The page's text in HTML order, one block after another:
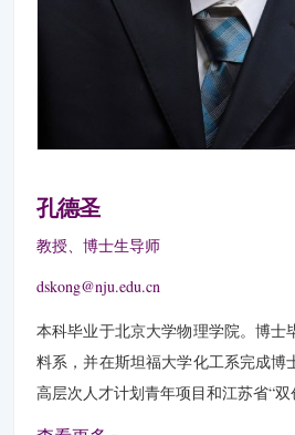
孔德圣
教授、博士生导师
dskong@nju.edu.cn
本科毕业于北京大学物理学院。博士
料系，并在斯坦福大学化工系完成博
高层次人才计划青年项目和江苏省“双